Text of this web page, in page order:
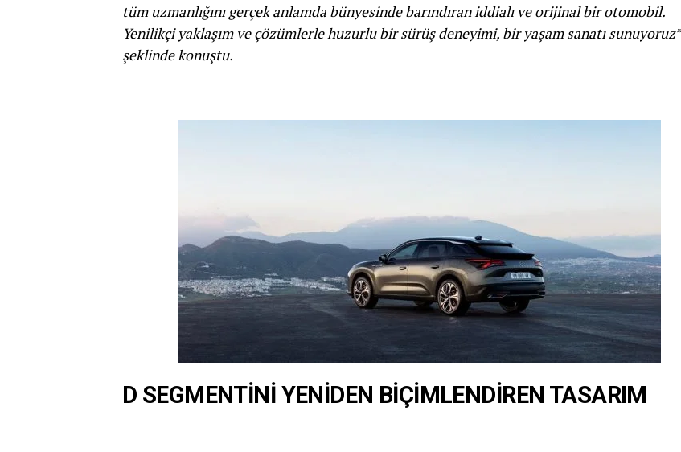
tüm uzmanlığını gerçek anlamda bünyesinde barındıran iddialı ve orijinal bir otomobil.
Yenilikçi yaklaşım ve çözümlerle huzurlu bir sürüş deneyimi, bir yaşam sanatı sunuyoruz”
şeklinde konuştu.
D SEGMENTİNİ YENİDEN BİÇİMLENDİREN TASARIM